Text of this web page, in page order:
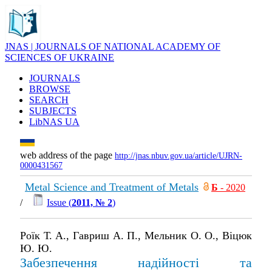
JNAS | JOURNALS OF NATIONAL ACADEMY OF
SCIENCES OF UKRAINE
JOURNALS
BROWSE
SEARCH
SUBJECTS
LibNAS UA
web address of the page http://jnas.nbuv.gov.ua/article/UJRN-
0000431567
Metal Science and Treatment of Metals Б - 2020
/
Issue (2011, № 2)
Роїк Т. А., Гавриш А. П., Мельник О. О., Віцюк
Ю. Ю.
Забезпечення надійності та